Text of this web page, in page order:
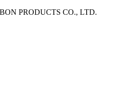
PRODUCTS CO., LTD.